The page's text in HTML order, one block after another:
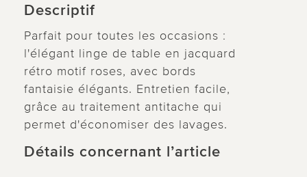
Descriptif
Parfait pour toutes les occasions :
l'élégant linge de table en jacquard
rétro motif roses, avec bords
fantaisie élégants. Entretien facile,
grâce au traitement antitache qui
permet d'économiser des lavages.
Détails concernant l’article